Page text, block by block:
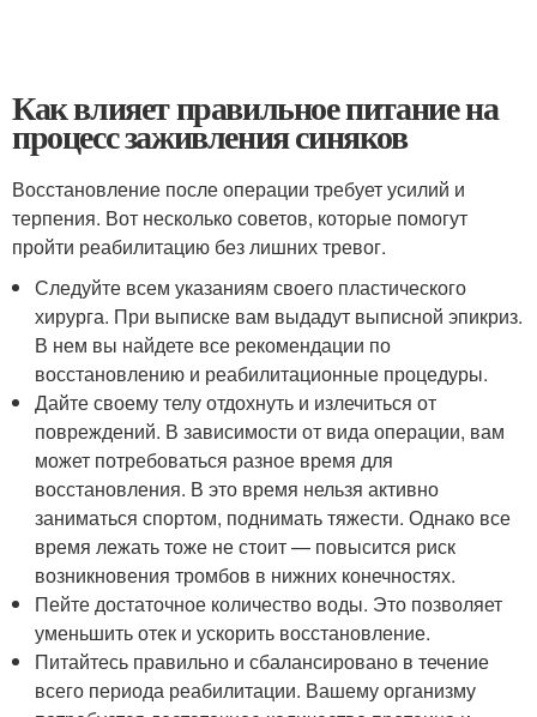
Как влияет правильное питание на
процесс заживления синяков
Восстановление после операции требует усилий и
терпения. Вот несколько советов, которые помогут
пройти реабилитацию без лишних тревог.
Следуйте всем указаниям своего пластического
хирурга. При выписке вам выдадут выписной эпикриз.
В нем вы найдете все рекомендации по
восстановлению и реабилитационные процедуры.
Дайте своему телу отдохнуть и излечиться от
повреждений. В зависимости от вида операции, вам
может потребоваться разное время для
восстановления. В это время нельзя активно
заниматься спортом, поднимать тяжести. Однако все
время лежать тоже не стоит — повысится риск
возникновения тромбов в нижних конечностях.
Пейте достаточное количество воды. Это позволяет
уменьшить отек и ускорить восстановление.
Питайтесь правильно и сбалансировано в течение
всего периода реабилитации. Вашему организму